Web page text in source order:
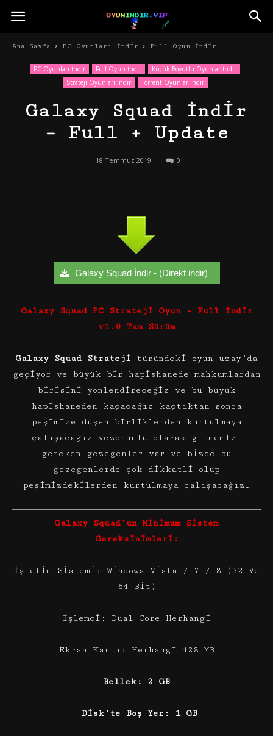
Ana Sayfa PC Oyunları İndir Full Oyun İndir
PC Oyunları İndir Full Oyun İndir
Küçük Boyutlu Oyunlar İndir
Strateji Oyunları İndir
Torrent Oyunlar indir
Galaxy Squad İndir
– Full + Update
18 Temmuz 2019 0
Galaxy Squad İndir - (Direkt indir)
Galaxy Squad PC Strateji Oyun – Full İndir
v1.0 Tam Sürüm
Galaxy Squad Strateji türündeki oyun uzay’da
geçiyor ve büyük bir hapishanede mahkumlardan
birisini yönlendireceğiz ve bu büyük
hapishaneden kaçacağız kaçtıktan sonra
peşimize düşen birliklerden kurtulmaya
çalışacağız vezorunlu olarak gitmemiz
gereken gezegenler var ve bizde bu
gezegenlerde çok dikkatli olup
peşimizdekilerden kurtulmaya çalışacağız…
Galaxy Squad’un Minimum Sistem
Gereksinimleri:
İşletim Sistemi: Windows Vista / 7 / 8 (32 Ve
64 Bit)
İşlemci: Dual Core Herhangi
Ekran Kartı: Herhangi 128 MB
Bellek: 2 GB
Disk’te Boş Yer: 1 GB